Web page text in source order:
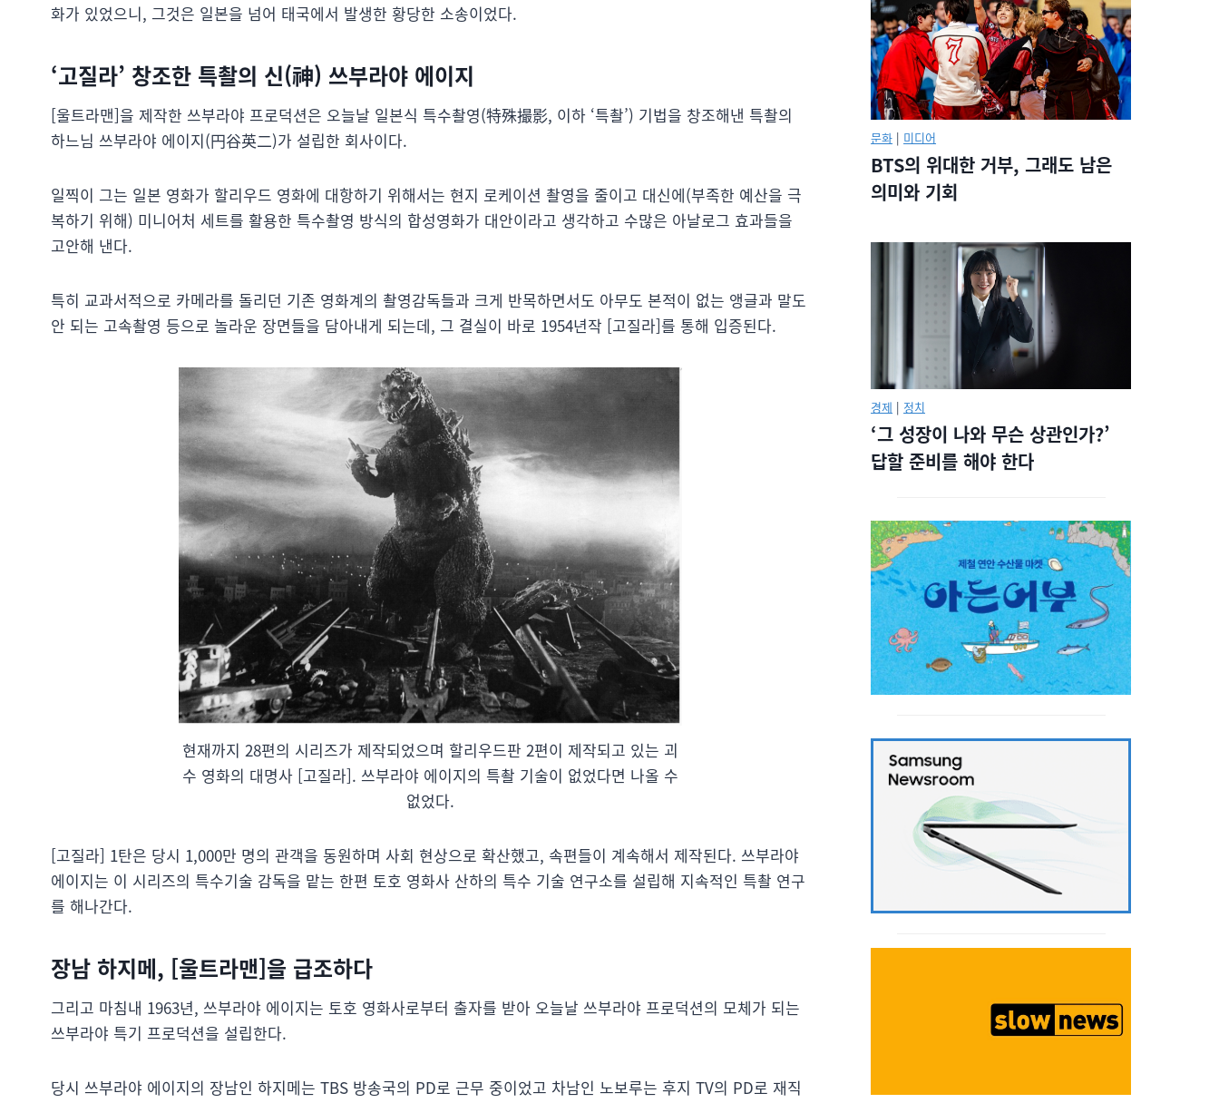
화가 있었으니, 그것은 일본을 넘어 태국에서 발생한 황당한 소송이었다.
‘고질라’ 창조한 특촬의 신(神) 쓰부라야 에이지
[울트라맨]을 제작한 쓰부라야 프로덕션은 오늘날 일본식 특수촬영(特殊撮影, 이하 ‘특촬’) 기법을 창조해낸 특촬의
하느님 쓰부라야 에이지(円谷英二)가 설립한 회사이다.
일찍이 그는 일본 영화가 할리우드 영화에 대항하기 위해서는 현지 로케이션 촬영을 줄이고 대신에(부족한 예산을 극
복하기 위해) 미니어처 세트를 활용한 특수촬영 방식의 합성영화가 대안이라고 생각하고 수많은 아날로그 효과들을
고안해 낸다.
특히 교과서적으로 카메라를 돌리던 기존 영화계의 촬영감독들과 크게 반목하면서도 아무도 본적이 없는 앵글과 말도
안 되는 고속촬영 등으로 놀라운 장면들을 담아내게 되는데, 그 결실이 바로 1954년작 [고질라]를 통해 입증된다.
현재까지 28편의 시리즈가 제작되었으며 할리우드판 2편이 제작되고 있는 괴
수 영화의 대명사 [고질라]. 쓰부라야 에이지의 특촬 기술이 없었다면 나올 수
없었다.
[고질라] 1탄은 당시 1,000만 명의 관객을 동원하며 사회 현상으로 확산했고, 속편들이 계속해서 제작된다. 쓰부라야
에이지는 이 시리즈의 특수기술 감독을 맡는 한편 토호 영화사 산하의 특수 기술 연구소를 설립해 지속적인 특촬 연구
를 해나간다.
장남 하지메, [울트라맨]을 급조하다
그리고 마침내 1963년, 쓰부라야 에이지는 토호 영화사로부터 출자를 받아 오늘날 쓰부라야 프로덕션의 모체가 되는
쓰부라야 특기 프로덕션을 설립한다.
당시 쓰부라야 에이지의 장남인 하지메는 TBS 방송국의 PD로 근무 중이었고 차남인 노보루는 후지 TV의 PD로 재직
문화 | 미디어
BTS의 위대한 거부, 그래도 남은
의미와 기회
경제 | 정치
‘그 성장이 나와 무슨 상관인가?’
답할 준비를 해야 한다